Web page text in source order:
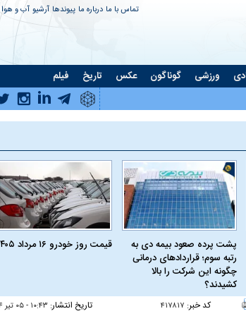
تماس با ما درباره ما پیوندها آرشیو آب و هوا
ورزشی گوناگون عکس تاریخ فیلم
پشت پرده صعود بیمه دی به
رتبه سوم؛ قراردادهای درمانی
چگونه این شرکت را بالا
کشیدند؟
قیمت روز خودرو ۱۶ مرداد ۱۴۰۵
کد خبر: ۴۱۷۸۱۷ تاریخ انتشار: ۱۰:۴۳ - ۰۵ تير ۱۴۰۴